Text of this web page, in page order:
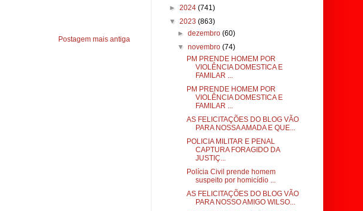
Postagem mais antiga
► 2024 (741)
▼ 2023 (863)
►dezembro(60)
▼novembro(74)
PM PRENDE HOMEM POR
VIOLÊNCIA DOMESTICA E
FAMILAR ...
PM PRENDE HOMEM POR
VIOLÊNCIA DOMESTICA E
FAMILAR ...
AS FELICITAÇÕES DO BLOG VÃO
PARA NOSSA AMADA E QUE...
POLICIA MILITAR E PENAL
CAPTURA FORAGIDO DA
JUSTIÇ...
Polícia Civil prende homem
suspeito por homicídio ...
AS FELICITAÇÕES DO BLOG VÃO
PARA NOSSO AMIGO WILSO...